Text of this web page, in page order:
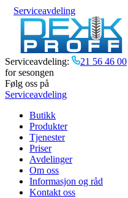
Serviceavdeling
Serviceavdeling: 21 56 46 00
for sesongen
Følg oss på
Serviceavdeling
Butikk
Produkter
Tjenester
Priser
Avdelinger
Om oss
Informasjon og råd
Kontakt oss